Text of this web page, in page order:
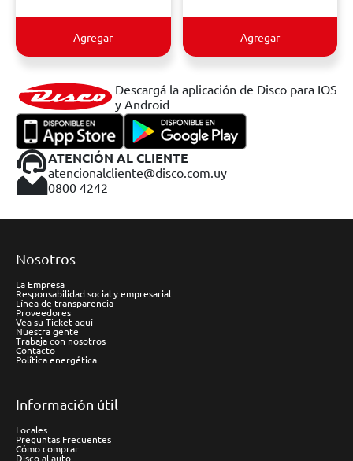
Agregar Agregar
Descargá la aplicación de Disco para IOS
y Android
ATENCIÓN AL CLIENTE
atencionalcliente@disco.com.uy
0800 4242
Nosotros
La Empresa
Responsabilidad social y empresarial
Línea de transparencia
Proveedores
Vea su Ticket aquí
Nuestra gente
Trabaja con nosotros
Contacto
Política energética
Información útil
Locales
Preguntas Frecuentes
Cómo comprar
Disco al auto